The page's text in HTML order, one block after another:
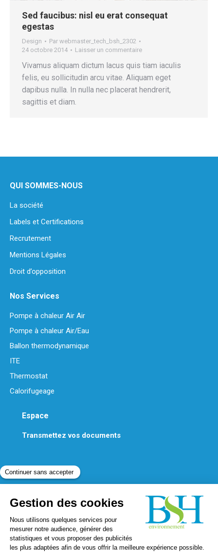
Sed faucibus: nisl eu erat consequat
egestas
Design Par webmaster_tech_bsh_2302
24 octobre 2014
Laisser un commentaire
Vivamus aliquam dictum lacus quis tiam iaculis
felis, eu sollicitudin arcu vitae. Aliquam eget
dapibus nulla. In nulla nec placerat hendrerit,
sagittis et diam.
QUI SOMMES-NOUS
La société
Labels et Certifications
Recrutement
Mentions Légales
Droit d’opposition
Nos Services
Pompe à chaleur Air Air
Pompe à chaleur Air/Eau
Ballon thermodynamique
ITE
Thermostat
Calorifugeage
Espace
Transmettez vos documents
Contactez-nous
01 86 70 06 45
Mail :
contact@bshenvironnement.fr